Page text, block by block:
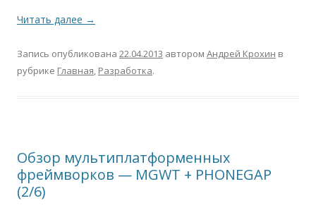
Читать далее →
Запись опубликована 22.04.2013 автором Андрей Крохин в
рубрике Главная, Разработка.
Обзор мультиплатформенных
фреймворков — MGWT + PHONEGAP
(2/6)